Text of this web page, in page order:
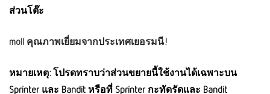
ส่วนโต๊ะ
moll คุณภาพเยี่ยมจากประเทศเยอรมนี!
หมายเหตุ: โปรดทราบว่าส่วนขยายนี้ใช้งานได้เฉพาะบน
Sprinter และ Bandit หรือที่ Sprinter กะทัดรัดและ Bandit